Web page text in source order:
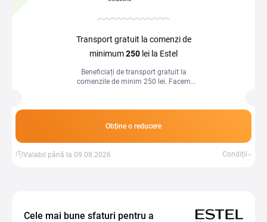
Transport gratuit la comenzi de
minimum250 lei la Estel
Beneficiați de transport gratuit la
comenzile de minim 250 lei. Facem
Obține o reducere
Valabil până la 09.08.2026 Condiții
Cele mai bune sfaturi pentru a